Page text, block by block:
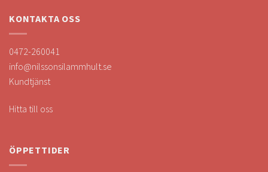
KONTAKTA OSS
0472-260041
info@nilssonsilammhult.se
Kundtjänst
Hitta till oss
ÖPPETTIDER